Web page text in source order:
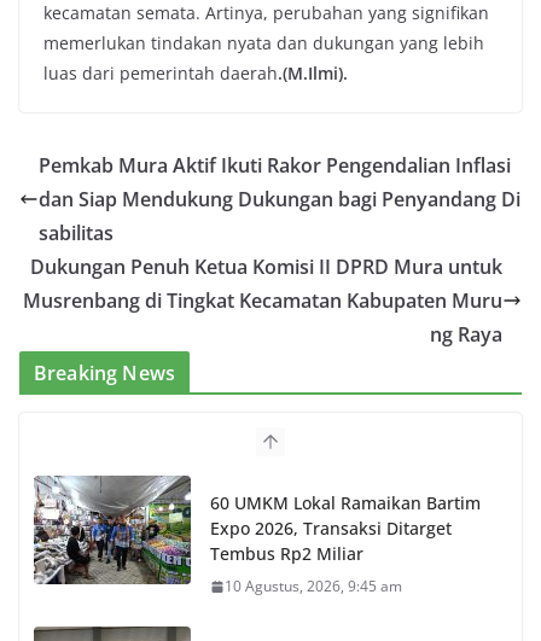
kecamatan semata. Artinya, perubahan yang signifikan
memerlukan tindakan nyata dan dukungan yang lebih
luas dari pemerintah daerah.(M.Ilmi).
Pemkab Mura Aktif Ikuti Rakor Pengendalian Inflasi
dan Siap Mendukung Dukungan bagi Penyandang Di
sabilitas
Dukungan Penuh Ketua Komisi II DPRD Mura untuk
Musrenbang di Tingkat Kecamatan Kabupaten Muru
ng Raya
Breaking News
60 UMKM Lokal Ramaikan Bartim
Expo 2026, Transaksi Ditarget
Tembus Rp2 Miliar
10 Agustus, 2026, 9:45 am